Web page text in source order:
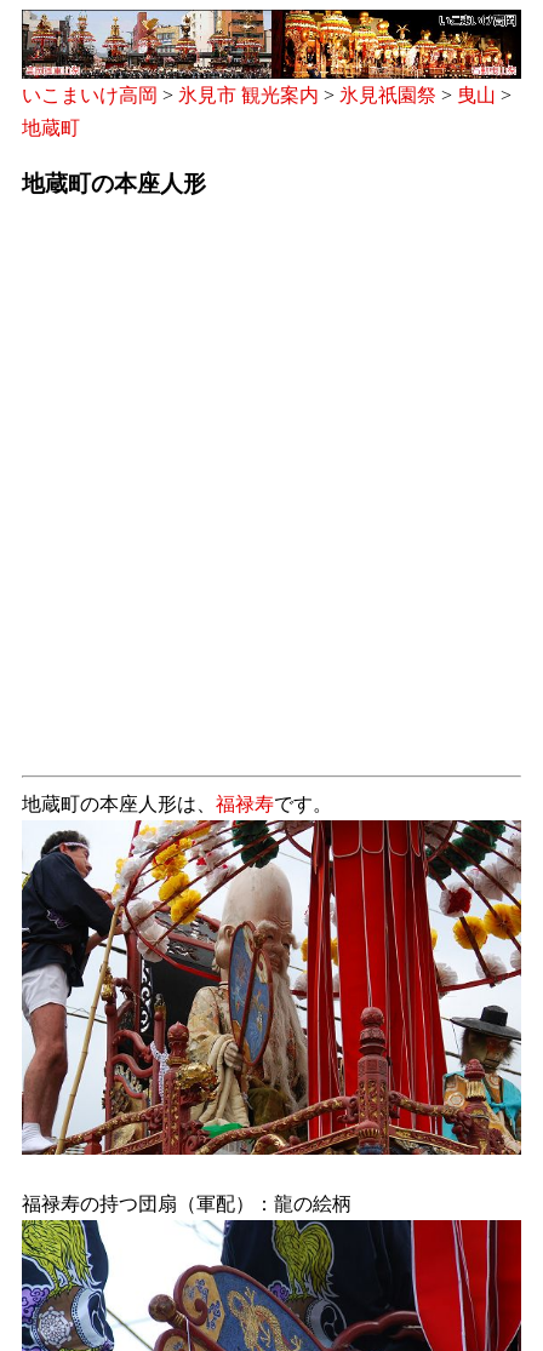
いこまいけ高岡 > 氷見市 観光案内 > 氷見祇園祭 > 曳山 >
地蔵町
地蔵町の本座人形
地蔵町の本座人形は、 福禄寿です。
福禄寿の持つ団扇（軍配）：龍の絵柄